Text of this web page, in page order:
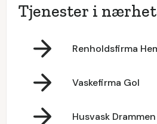
Tjenester i
Renholdsfirma
Vaskefirma Gol
Husvask Drammen